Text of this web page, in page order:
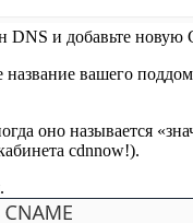
DNS и добавьте новую
вашего
оно называется
cdnnow!).